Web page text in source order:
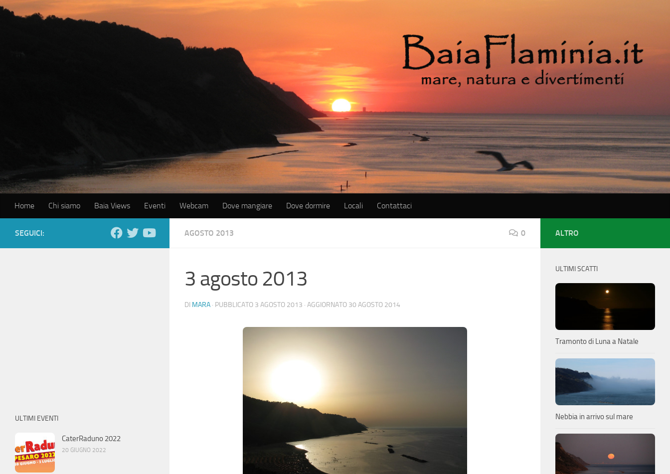
Salta al contenuto
Home Chi siamo Baia Views Eventi Webcam Dove mangiare Dove dormire Locali Contattaci
AGOSTO 2013 0
3 agosto 2013
DI MARA · PUBBLICATO 3 AGOSTO 2013 · AGGIORNATO 30 AGOSTO 2014
SEGUICI:
ULTIMI EVENTI
CaterRaduno 2022
20 GIUGNO 2022
ALTRO
ULTIMI SCATTI
Tramonto di Luna a Natale
Nebbia in arrivo sul mare